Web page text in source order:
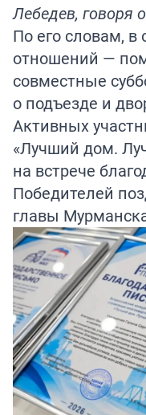
Лебедев, говоря
По его словам, в
отношений —
совместные
о подъезде и
Активных
«Лучший дом.
на встрече
Победителей
главы